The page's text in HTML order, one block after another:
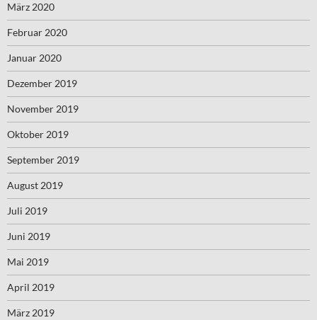
März 2020
Februar 2020
Januar 2020
Dezember 2019
November 2019
Oktober 2019
September 2019
August 2019
Juli 2019
Juni 2019
Mai 2019
April 2019
März 2019